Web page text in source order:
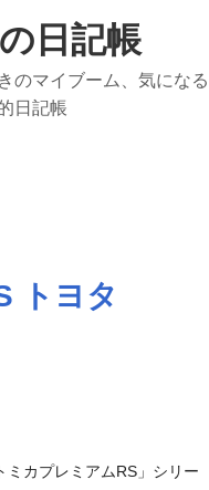
日記帳
のマイブーム、気になる
日記帳
トヨタ
ミカプレミアムRS」シリー